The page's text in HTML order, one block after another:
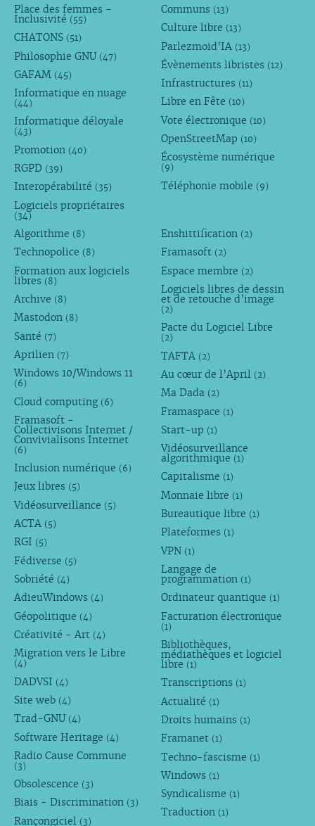
Place des femmes -
Inclusivité (55)
CHATONS (51)
Philosophie GNU (47)
GAFAM (45)
Informatique en nuage
(44)
Informatique déloyale
(43)
Promotion (40)
RGPD (39)
Interopérabilité (35)
Logiciels propriétaires
(34)
Communs (13)
Culture libre (13)
Parlezmoid’IA (13)
Évènements libristes (12)
Infrastructures (11)
Libre en Fête (10)
Vote électronique (10)
OpenStreetMap (10)
Écosystème numérique
(9)
Téléphonie mobile (9)
Algorithme (8)
Technopolice (8)
Formation aux logiciels
libres (8)
Archive (8)
Mastodon (8)
Santé (7)
Aprilien (7)
Windows 10/Windows 11
(6)
Cloud computing (6)
Framasoft -
Collectivisons Internet /
Convivialisons Internet
(6)
Inclusion numérique (6)
Jeux libres (5)
Vidéosurveillance (5)
ACTA (5)
RGI (5)
Fédiverse (5)
Sobriété (4)
AdieuWindows (4)
Géopolitique (4)
Créativité - Art (4)
Migration vers le Libre
(4)
DADVSI (4)
Site web (4)
Trad-GNU (4)
Software Heritage (4)
Radio Cause Commune
(3)
Obsolescence (3)
Biais - Discrimination (3)
Rançongiciel (3)
Enshittification (2)
Framasoft (2)
Espace membre (2)
Logiciels libres de dessin
et de retouche d’image
(2)
Pacte du Logiciel Libre
(2)
TAFTA (2)
Au cœur de l’April (2)
Ma Dada (2)
Framaspace (1)
Start-up (1)
Vidéosurveillance
algorithmique (1)
Capitalisme (1)
Monnaie libre (1)
Bureautique libre (1)
Plateformes (1)
VPN (1)
Langage de
programmation (1)
Ordinateur quantique (1)
Facturation électronique
(1)
Bibliothèques,
médiathèques et logiciel
libre (1)
Transcriptions (1)
Actualité (1)
Droits humains (1)
Framanet (1)
Techno-fascisme (1)
Windows (1)
Syndicalisme (1)
Traduction (1)